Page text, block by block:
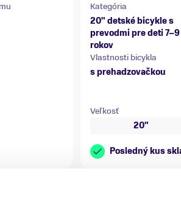
Kategória
20" detské bicykle s
prevodmi pre deti 7–9
rokov
Vlastnosti bicykla
s prehadzovačkou
Veľkosť
20"
Posledný kus